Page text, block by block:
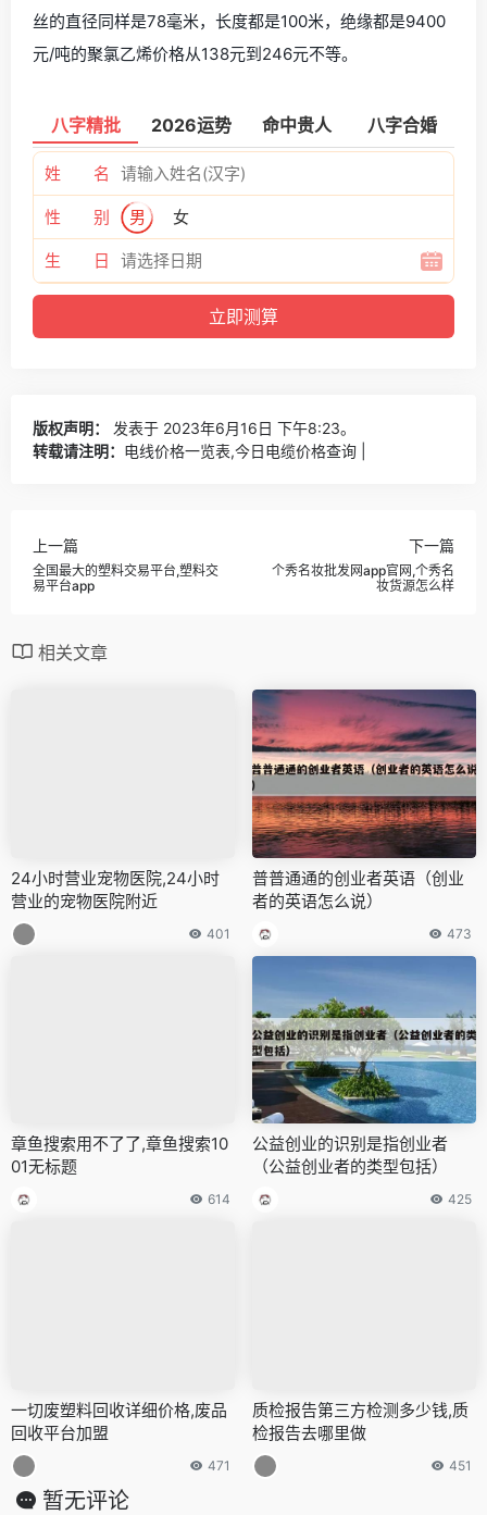
丝的直径同样是78毫米，长度都是100米，绝缘都是9400
元/吨的聚氯乙烯价格从138元到246元不等。
八字精批 2026运势 命中贵人 八字合婚
姓 名
性 别 男 女
生 日
版权声明：
发表于 2023年6月16日 下午8:23。
转载请注明： 电线价格一览表,今日电缆价格查询 |
上一篇
全国最大的塑料交易平台,塑料交
易平台app
下一篇
个秀名妆批发网app官网,个秀名
妆货源怎么样
相关文章
24小时营业宠物医院,24小时
营业的宠物医院附近
401
普普通通的创业者英语（创业
者的英语怎么说）
473
章鱼搜索用不了了,章鱼搜索10
01无标题
614
公益创业的识别是指创业者
（公益创业者的类型包括）
425
一切废塑料回收详细价格,废品
回收平台加盟
471
质检报告第三方检测多少钱,质
检报告去哪里做
451
暂无评论